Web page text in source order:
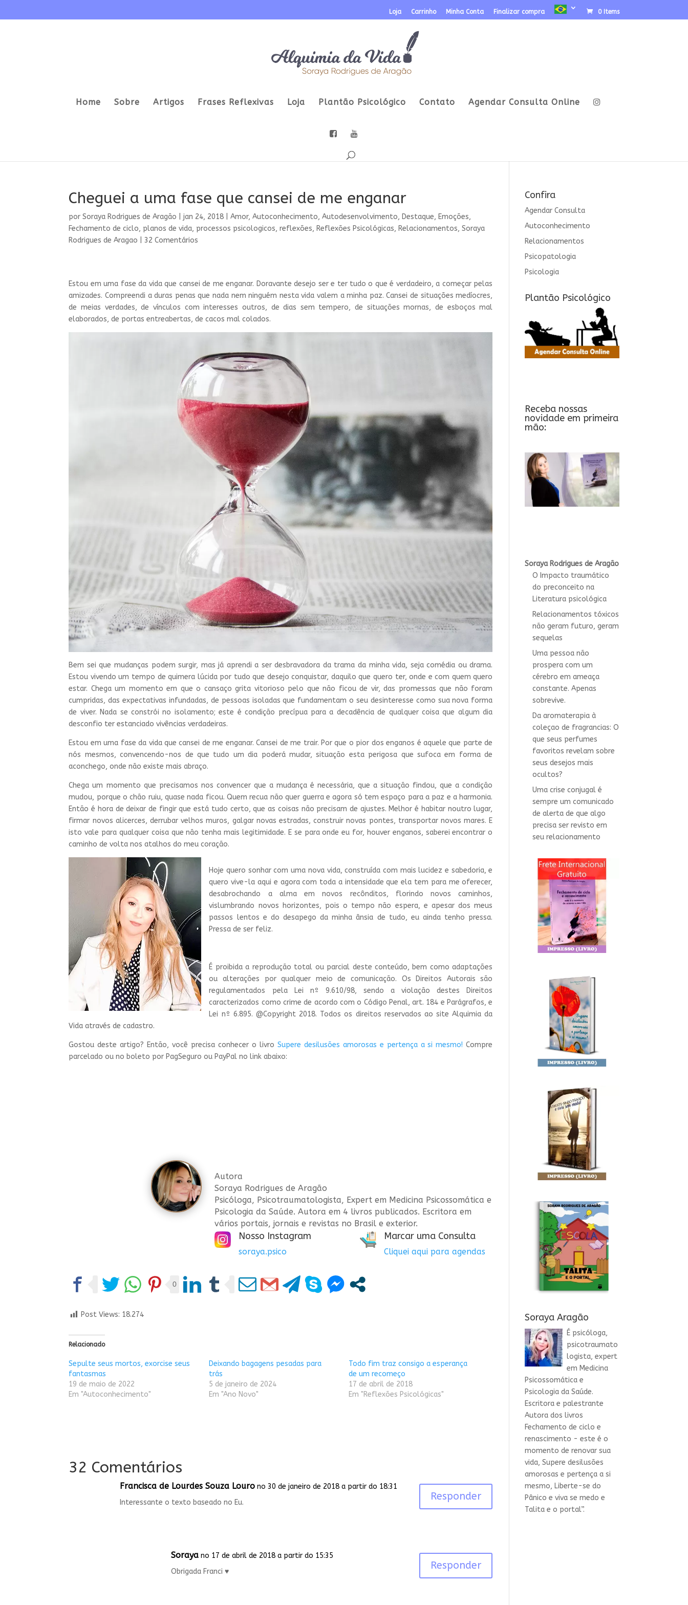
Loja Carrinho Minha Conta Finalizar compra 0 Items
Home Sobre Artigos Frases Reflexivas Loja Plantão Psicológico Contato Agendar Consulta Online
Cheguei a uma fase que cansei de me enganar
porSoraya Rodrigues de Aragão |jan 24, 2018 |Amor,Autoconhecimento,Autodesenvolvimento, Destaque, Emoções,
Fechamento de ciclo, planos de vida, processos psicologicos,reflexões, Reflexões Psicológicas, Relacionamentos,Soraya
Rodrigues de Aragao |32 Comentários
Estou em uma fase da vida que cansei de me enganar. Doravante desejo ser e ter tudo o que é verdadeiro, a começar pelas
amizades. Compreendi a duras penas que nada nem ninguém nesta vida valem a minha paz. Cansei de situações medíocres,
de meias verdades, de vínculos com interesses outros, de dias sem tempero, de situações mornas, de esboços mal
elaborados, de portas entreabertas, de cacos mal colados.
Bem sei que mudanças podem surgir, mas já aprendi a ser desbravadora da trama da minha vida, seja comédia ou drama.
Estou vivendo um tempo de quimera lúcida por tudo que desejo conquistar, daquilo que quero ter, onde e com quem quero
estar. Chega um momento em que o cansaço grita vitorioso pelo que não ficou de vir, das promessas que não foram
cumpridas, das expectativas infundadas, de pessoas isoladas que fundamentam o seu desinteresse como sua nova forma
de viver. Nada se constrói no isolamento; este é condição precípua para a decadência de qualquer coisa que algum dia
desconfio ter estanciado vivências verdadeiras.
Estou em uma fase da vida que cansei de me enganar. Cansei de me trair. Por que o pior dos enganos é aquele que parte de
nós mesmos, convencendo-nos de que tudo um dia poderá mudar, situação esta perigosa que sufoca em forma de
aconchego, onde não existe mais abraço.
Chega um momento que precisamos nos convencer que a mudança é necessária, que a situação findou, que a condição
mudou, porque o chão ruiu, quase nada ficou. Quem recua não quer guerra e agora só tem espaço para a paz e a harmonia.
Então é hora de deixar de fingir que está tudo certo, que as coisas não precisam de ajustes. Melhor é habitar noutro lugar,
firmar novos alicerces, derrubar velhos muros, galgar novas estradas, construir novas pontes, transportar novos mares. E
isto vale para qualquer coisa que não tenha mais legitimidade. E se para onde eu for, houver enganos, saberei encontrar o
caminho de volta nos atalhos do meu coração.
Hoje quero sonhar com uma nova vida, construída com mais lucidez e sabedoria, e
quero vive-la aqui e agora com toda a intensidade que ela tem para me oferecer,
desabrochando a alma em novos recônditos, florindo novos caminhos,
vislumbrando novos horizontes, pois o tempo não espera, e apesar dos meus
passos lentos e do desapego da minha ânsia de tudo, eu ainda tenho pressa.
Pressa de ser feliz.
É proibida a reprodução total ou parcial deste conteúdo, bem como adaptações
ou alterações por qualquer meio de comunicação. Os Direitos Autorais são
regulamentados pela Lei nº 9.610/98, sendo a violação destes Direitos
caracterizados como crime de acordo com o Código Penal, art. 184 e Parágrafos, e
Lei nº 6.895. @Copyright 2018. Todos os direitos reservados ao site Alquimia da
Vida através de cadastro.
Gostou deste artigo? Então, você precisa conhecer o livro Supere desilusões amorosas e pertença a si mesmo! Compre
parcelado ou no boleto por PagSeguro ou PayPal no link abaixo:
Autora
Soraya Rodrigues de Aragão
Psicóloga, Psicotraumatologista, Expert em Medicina Psicossomática e
Psicologia da Saúde. Autora em 4 livros publicados. Escritora em
vários portais, jornais e revistas no Brasil e exterior.
Nosso Instagram
soraya.psico
Marcar uma Consulta
Cliquei aqui para agendas
0
Post Views: 18.274
Relacionado
Sepulte seus mortos, exorcise seus
fantasmas
19 de maio de 2022
Em "Autoconhecimento"
Deixando bagagens pesadas para
trás
5 de janeiro de 2024
Em "Ano Novo"
Todo fim traz consigo a esperança
de um recomeço
17 de abril de 2018
Em "Reflexões Psicológicas"
32 Comentários
Francisca de Lourdes Souza Louro no 30 de janeiro de 2018 a partir do 18:31
Interessante o texto baseado no Eu.
Responder
Soraya no 17 de abril de 2018 a partir do 15:35
Obrigada Franci ♥️
Responder
Confira
Agendar Consulta
Autoconhecimento
Relacionamentos
Psicopatologia
Psicologia
Plantão Psicológico
Receba nossas
novidade em primeira
mão:
Soraya Rodrigues de Aragão
O Impacto traumático
do preconceito na
Literatura psicológica
Relacionamentos tóxicos
não geram futuro, geram
sequelas
Uma pessoa não
prospera com um
cérebro em ameaça
constante. Apenas
sobrevive.
Da aromaterapia à
coleçao de fragrancias: O
que seus perfumes
favoritos revelam sobre
seus desejos mais
ocultos?
Uma crise conjugal é
sempre um comunicado
de alerta de que algo
precisa ser revisto em
seu relacionamento
Soraya Aragão
É psicóloga,
psicotraumato
logista, expert
em Medicina
Psicossomática e
Psicologia da Saúde.
Escritora e palestrante
Autora dos livros
Fechamento de ciclo e
renascimento - este é o
momento de renovar sua
vida, Supere desilusões
amorosas e pertença a si
mesmo, Liberte-se do
Pânico e viva se medo e
Talita e o portal”.